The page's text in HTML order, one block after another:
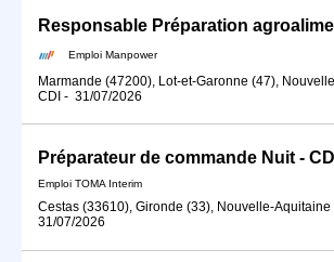
Emploi Manpower
Marmande (47200), Lot-et-Garonne (47),
CDI - 31/07/2026
Préparateur de commande Nuit -
Emploi TOMA Interim
Cestas (33610), Gironde (33), Nouvelle-Aquitaine
31/07/2026